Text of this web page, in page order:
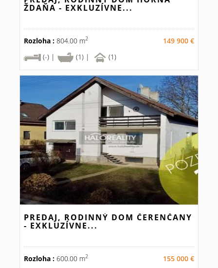
ŽDAŇA - EXKLUZÍVNE...
Rozloha : 804.00 m2
149 900 €
(-) |
(1) | (1)
PREDAJ, RODINNÝ DOM ČERENČANY
- EXKLUZÍVNE...
Rozloha : 600.00 m2
155 000 €